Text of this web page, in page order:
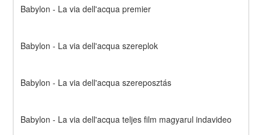
Babylon - La via dell'acqua premier
Babylon - La via dell'acqua szereplok
Babylon - La via dell'acqua szereposztás
Babylon - La via dell'acqua teljes film magyarul indavideo